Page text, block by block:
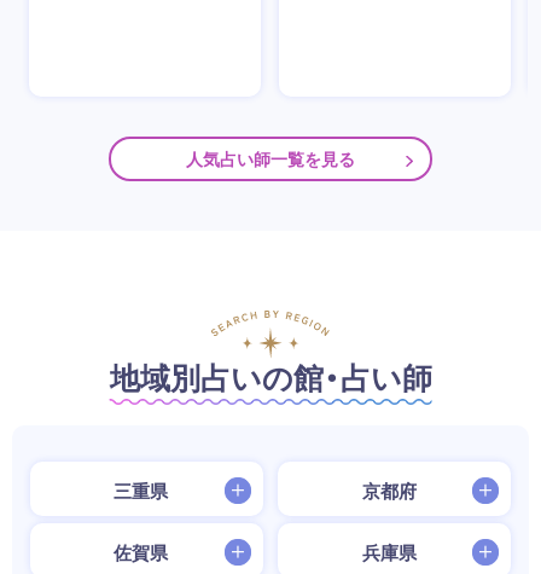
人気占い師一覧を見る
地域別占いの館・占い師
三重県 京都府
佐賀県 兵庫県